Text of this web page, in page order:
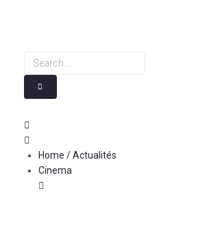
Search
…
Home / Actualités
Cinema